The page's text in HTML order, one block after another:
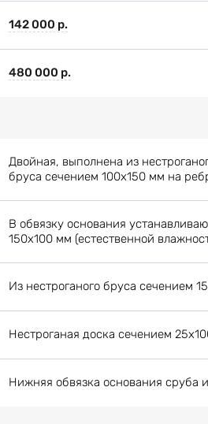
142 000 р.
480 000 р.
Двойная, выполнена из
бруса сечением 100х150 мм на
В обвязку основания
150х100 мм (естественной
Из нестроганого бруса сечением
Нестроганая доска сечением
Нижняя обвязка основания сруба